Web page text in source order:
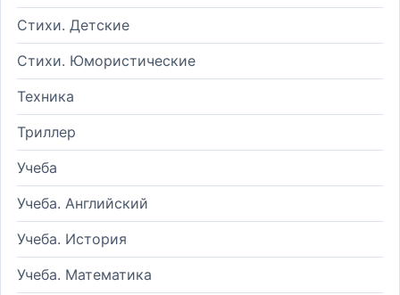
Стихи. Детские
Стихи. Юмористические
Техника
Триллер
Учеба
Учеба. Английский
Учеба. История
Учеба. Математика